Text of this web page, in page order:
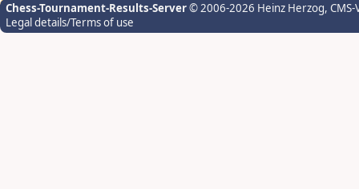
Chess-Tournament-Results-Server© 2006-2026 Heinz Herzog,
Legal details/Terms of use